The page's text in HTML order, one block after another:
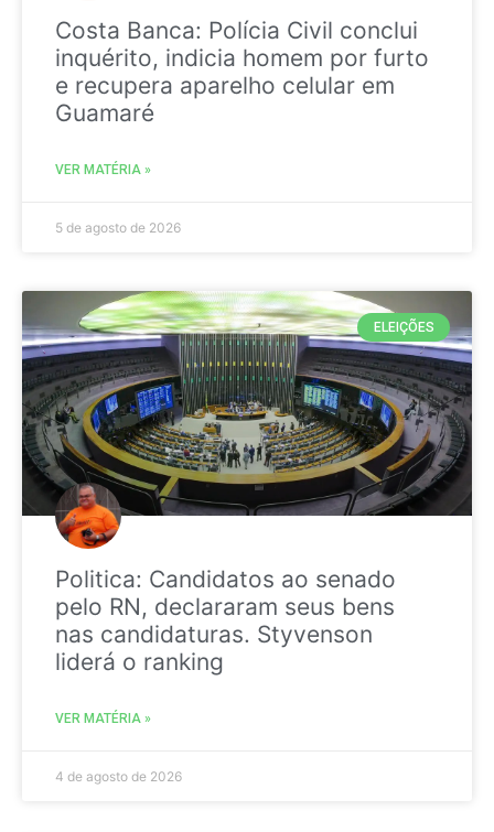
Costa Banca: Polícia Civil conclui
inquérito, indicia homem por furto
e recupera aparelho celular em
Guamaré
VER MATÉRIA »
5 de agosto de 2026
ELEIÇÕES
Politica: Candidatos ao senado
pelo RN, declararam seus bens
nas candidaturas. Styvenson
liderá o ranking
VER MATÉRIA »
4 de agosto de 2026